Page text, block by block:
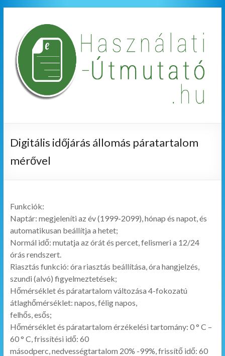
Digitális időjárás állomás páratartalom
mérővel
Funkciók:
Naptár: megjeleníti az év (1999-2099), hónap és napot, és
automatikusan beállítja a hetet;
Normál idő: mutatja az órát és percet, felismeri a 12/24
órás rendszert.
Riasztás funkció: óra riasztás beállítása, óra hangjelzés,
szundi (alvó) figyelmeztetések;
Hőmérséklet és páratartalom változása 4-fokozatú
átlaghőmérséklet: napos, félig napos,
felhős, esős;
Hőmérséklet és páratartalom érzékelési tartomány: 0 ° C –
60 ° C, frissítési idő: 60
másodperc, nedvességtartalom 20% -99%, frissítő idő: 60